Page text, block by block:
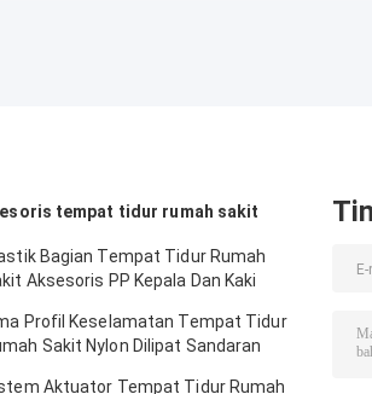
tempat tidur rumah sakit
Bagian Tempat Tidur Rumah
Aksesoris PP Kepala Dan Kaki
Profil Keselamatan Tempat Tidur
Sakit Nylon Dilipat Sandaran
Aktuator Tempat Tidur Rumah